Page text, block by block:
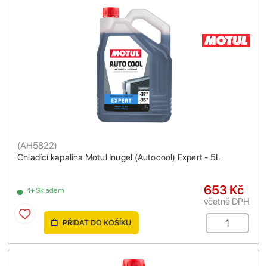
Chladící kapalina Motul Inugel (Autocool) Expert - 5L
(AH5822)
4+ Skladem 653 Kč
včetně DPH
PŘIDAT DO KOŠÍKU